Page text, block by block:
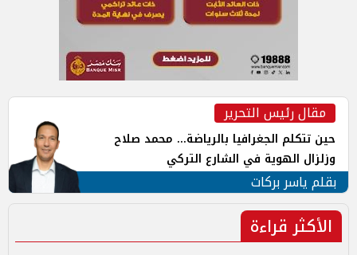
مقال رئيس التحرير
حين تتكلم الجغرافيا بالرياضة... محمد صلاح
وزلزال الهوية في الشارع التركي
بقلم ياسر بركات
الأكثر قراءة